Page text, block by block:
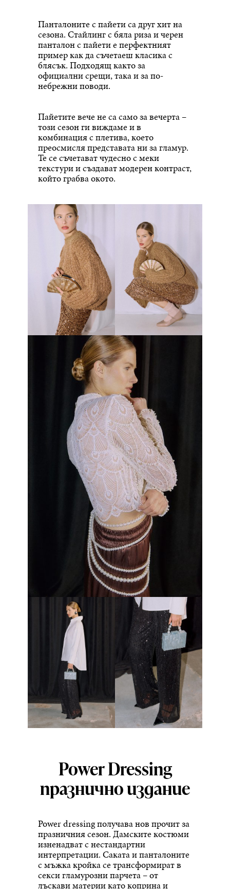
Панталоните с пайети са друг хит на
сезона. Стайлинг с бяла риза и черен
панталон с пайети е перфектният
пример как да съчетаеш класика с
блясък. Подходящ както за
официални срещи, така и за по-
небрежни поводи.
Пайетите вече не са само за вечерта –
този сезон ги виждаме и в
комбинация с плетива, което
преосмисля представата ни за гламур.
Те се съчетават чудесно с меки
текстури и създават модерен контраст,
който грабва окото.
Power Dressing
празнично издание
Power dressing получава нов прочит за
празничния сезон. Дамските костюми
изненадват с нестандартни
интерпретации. Саката и панталоните
с мъжка кройка се трансформират в
секси гламурозни парчета – от
лъскави материи като коприна и